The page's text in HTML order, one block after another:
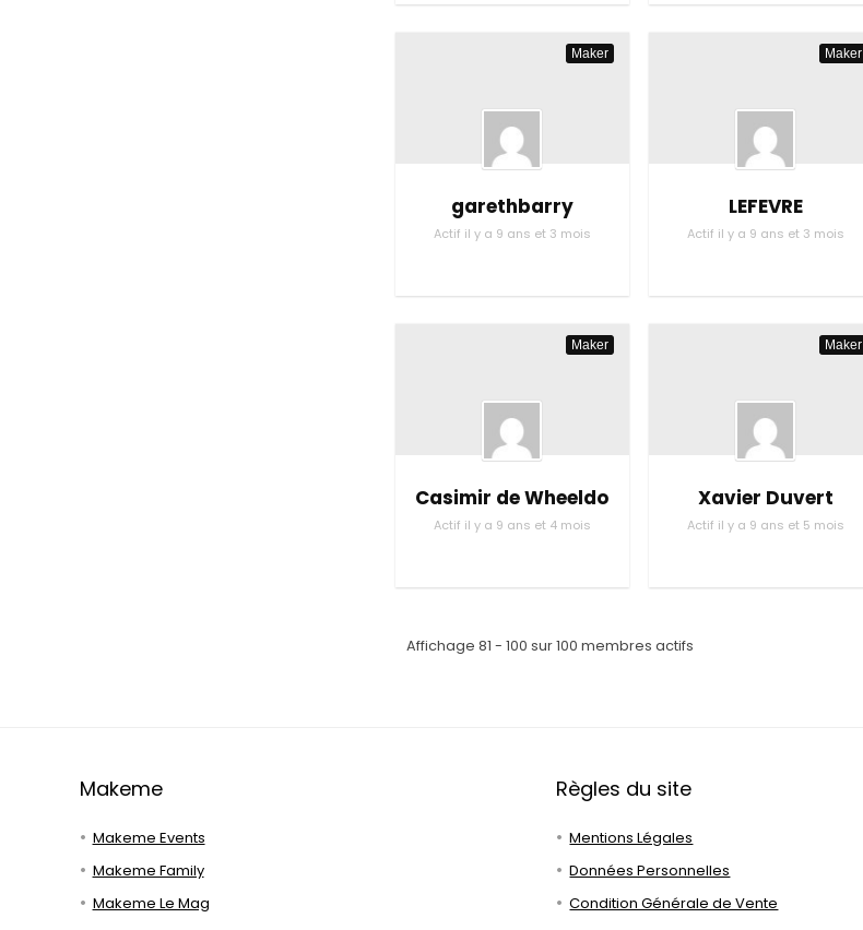
Maker
garethbarry
Actif il y a 9 ans et 3 mois
Maker
LEFEVRE
Actif il y a 9 ans et 3 mois
Maker
Casimir de Wheeldo
Actif il y a 9 ans et 4 mois
Maker
Xavier Duvert
Actif il y a 9 ans et 5 mois
Affichage 81 - 100 sur 100 membres actifs
Makeme
Makeme Events
Makeme Family
Makeme Le Mag
Règles du site
Mentions Légales
Données Personnelles
Condition Générale de Vente